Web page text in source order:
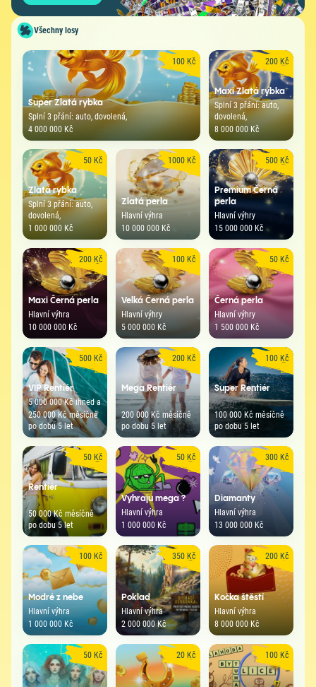
Všechny losy
100 Kč
Super Zlatá rybka
Splní 3 přání: auto, dovolená,
4 000 000 Kč
200 Kč
Maxi Zlatá rybka
Splní 3 přání: auto,
dovolená,
8 000 000 Kč
50 Kč
Zlatá rybka
Splní 3 přání: auto,
dovolená,
1 000 000 Kč
1000 Kč
Zlatá perla
Hlavní výhra
10 000 000 Kč
500 Kč
Premium Černá
perla
Hlavní výhry
15 000 000 Kč
200 Kč
Maxi Černá perla
Hlavní výhra
10 000 000 Kč
100 Kč
Velká Černá perla
Hlavní výhry
5 000 000 Kč
50 Kč
Černá perla
Hlavní výhry
1 500 000 Kč
500 Kč
VIP Rentiér
5 000 000 Kč ihned a
250 000 Kč měsíčně
po dobu 5 let
200 Kč
Mega Rentiér
200 000 Kč měsíčně
po dobu 5 let
100 Kč
Super Rentiér
100 000 Kč měsíčně
po dobu 5 let
50 Kč
Rentiér
50 000 Kč měsíčně
po dobu 5 let
50 Kč
Vyhraju mega ?
Hlavní výhra
1 000 000 Kč
300 Kč
Diamanty
Hlavní výhra
13 000 000 Kč
100 Kč
Modré z nebe
Hlavní výhra
1 000 000 Kč
350 Kč
Poklad
Hlavní výhra
2 000 000 Kč
200 Kč
Kočka štěstí
Hlavní výhra
8 000 000 Kč
50 Kč 20 Kč 100 Kč